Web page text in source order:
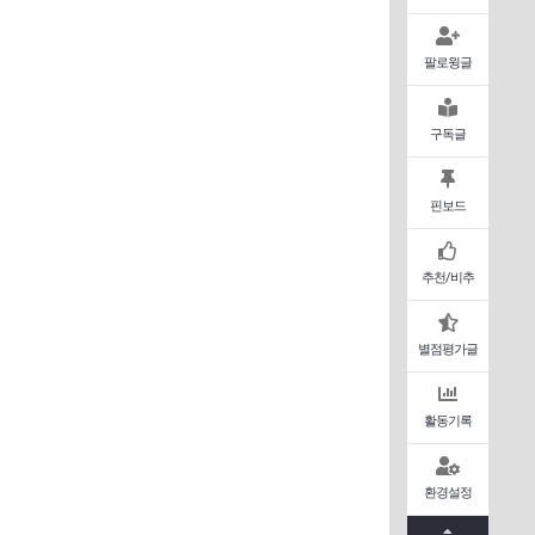
팔로윙글
구독글
핀보드
추천/비추
별점평가글
활동기록
환경설정